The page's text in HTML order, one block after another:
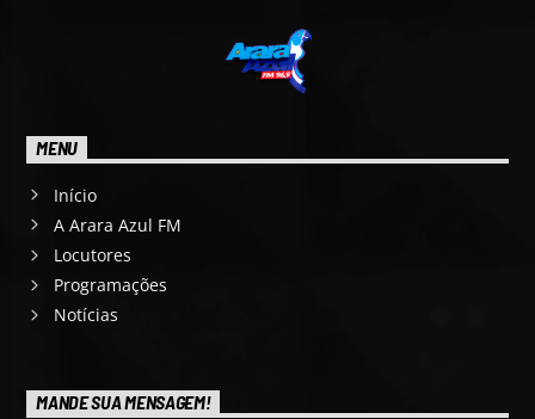
MENU
Início
A Arara Azul FM
Locutores
Programações
Notícias
MANDE SUA MENSAGEM!